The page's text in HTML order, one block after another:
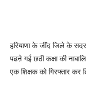
हरियाणा के जींद जिले के
पढऩे गई छठी कक्षा की
एक शिक्षक को गिरफ्तार कर